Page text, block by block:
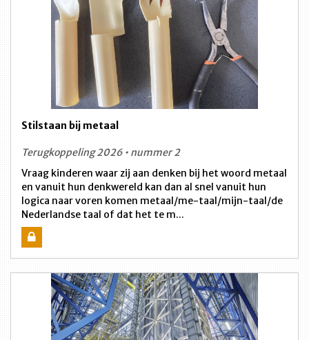
Stilstaan bij metaal
Terugkoppeling 2026 • nummer 2
Vraag kinderen waar zij aan denken bij het woord metaal
en vanuit hun denkwereld kan dan al snel vanuit hun
logica naar voren komen metaal/me-taal/mijn-taal/de
Nederlandse taal of dat het te m...